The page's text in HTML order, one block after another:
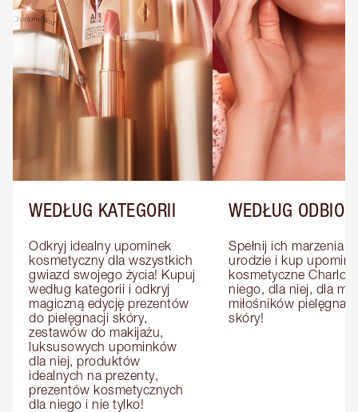
WEDŁUG KATEGORII
Odkryj idealny upominek
kosmetyczny dla wszystkich
gwiazd swojego życia! Kupuj
według kategorii i odkryj
magiczną edycję prezentów
do pielęgnacji skóry,
zestawów do makijażu,
luksusowych upominków
dla niej, produktów
idealnych na prezenty,
prezentów kosmetycznych
dla niego i nie tylko!
WEDŁUG
Spełnij ich marzenia o
urodzie i kup
kosmetyczne
niego, dla niej, dla
miłośników pielęgnacji
skóry!